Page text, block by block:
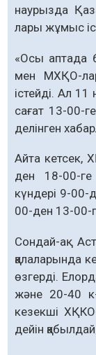
наурызда
лары жұмыс
«Осы аптада
мен МХҚО-
істейді. Ал
сағат 13-00-
делінген
Айта кетсек,
ден 18-00-
күндері 9-00-
00-ден 13-00-
Сондай-ақ
қалаларында
өзгерді.
және 20-40 к-
кезекші
дейін